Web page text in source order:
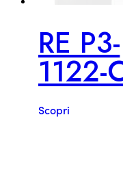
RE P3-
1122-
Scopri